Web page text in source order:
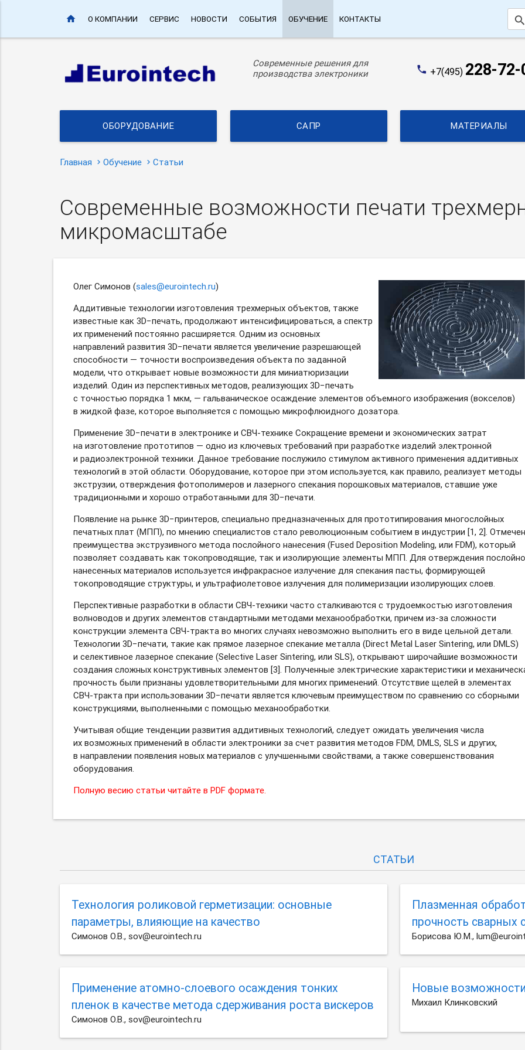
home О КОМПАНИИ СЕРВИС НОВОСТИ СОБЫТИЯ ОБУЧЕНИЕ КОНТАКТЫ search
Современные решения для
производства электроники
phone +7(495) 228-72-
ОБОРУДОВАНИЕ САПР МАТЕРИАЛЫ
Главная Обучение Статьи
Современные возможности печати
микромасштабе
Олег Симонов (sales@eurointech.ru)
Аддитивные технологии изготовления трехмерных объектов, также
известные как 3D−печать, продолжают интенсифицироваться, а спектр
их применений постоянно расширяется. Одним из основных
направлений развития 3D−печати является увеличение разрешающей
способности — точности воспроизведения объекта по заданной
модели, что открывает новые возможности для миниатюризации
изделий. Один из перспективных методов, реализующих 3D−печать
с точностью порядка 1 мкм, — гальваническое осаждение элементов объемного изображения (вокселов)
в жидкой фазе, которое выполняется с помощью микрофлюидного дозатора.
Применение 3D−печати в электронике и СВЧ-техникеСокращение времени и экономических затрат
на изготовление прототипов — одно из ключевых требований при разработке изделий электронной
и радиоэлектронной техники. Данное требование послужило стимулом активного применения аддитивных
технологий в этой области. Оборудование, которое при этом используется, как правило, реализует методы
экструзии, отверждения фотополимеров и лазерного спекания порошковых материалов, ставшие уже
традиционными и хорошо отработанными для 3D−печати.
Появление на рынке 3D−принтеров, специально предназначенных для прототипирования многослойных
печатных плат (МПП), по мнению специалистов стало революционным событием в индустрии [1, 2].
преимущества экструзивного метода послойного нанесения (Fused Deposition Modeling, или FDM), который
позволяет создавать как токопроводящие, так и изолирующие элементы МПП. Для отверждения послойно
нанесенных материалов используется инфракрасное излучение для спекания пасты, формирующей
токопроводящие структуры, и ультрафиолетовое излучения для полимеризации изолирующих слоев.
Перспективные разработки в области СВЧ-техники часто сталкиваются с трудоемкостью изготовления
волноводов и других элементов стандартными методами механообработки, причем из-засложности
конструкции элемента СВЧ-трактаво многих случаях невозможно выполнить его в виде цельной детали.
Технологии 3D−печати, такие как прямое лазерное спекание металла (Direct Metal Laser Sintering, или DMLS)
и селективное лазерное спекание (Selective Laser Sintering, или SLS), открывают широчайшие возможности
создания сложных конструктивных элементов [3]. Полученные электрические характеристики и
прочность были признаны удовлетворительными для многих применений. Отсутствие щелей в элементах
СВЧ-трактапри использовании 3D−печати является ключевым преимуществом по сравнению со сборными
конструкциями, выполненными с помощью механообработки.
Учитывая общие тенденции развития аддитивных технологий, следует ожидать увеличения числа
их возможных применений в области электроники за счет развития методов FDM, DMLS, SLS и других,
в направлении появления новых материалов с улучшенными свойствами, а также совершенствования
оборудования.
Полную весию статьи читайте в PDF формате.
СТАТЬИ
Технология роликовой герметизации: основные
параметры, влияющие на качество
Симонов О.В., sov@eurointech.ru
Плазменная
прочность сварных
Борисова Ю.М.,
Применение атомно-слоевого осаждения тонких
пленок в качестве метода сдерживания роста вискеров
Симонов О.В., sov@eurointech.ru
Новые
Михаил Клинковский